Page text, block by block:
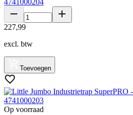
227,99
excl. btw
Toevoegen
Op voorraad